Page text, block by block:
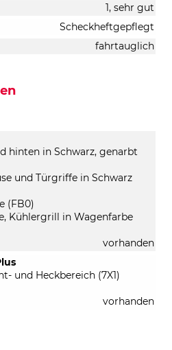
1, sehr gut
Scheckheftgepflegt
fahrtauglich
hinten in Schwarz, genarbt
und Türgriffe in Schwarz
(FB0)
Kühlergrill in Wagenfarbe
vorhanden
und Heckbereich (7X1)
vorhanden